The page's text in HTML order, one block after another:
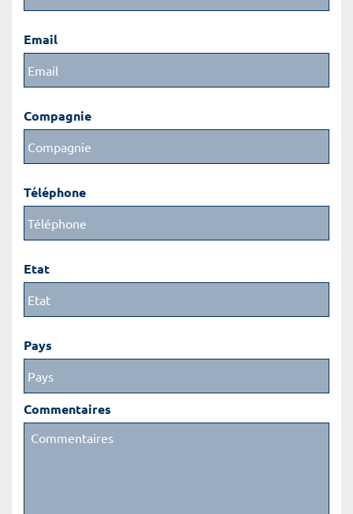
Email
Compagnie
Téléphone
Etat
Pays
Commentaires